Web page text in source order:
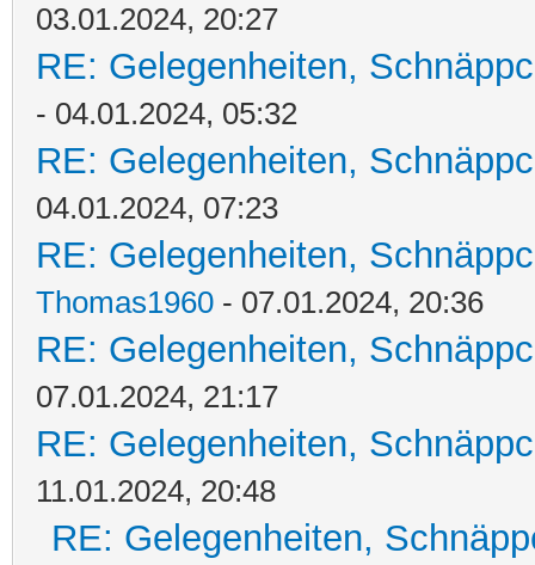
03.01.2024, 20:27
RE: Gelegenheiten,
- 04.01.2024, 05:32
RE: Gelegenheiten,
04.01.2024, 07:23
RE: Gelegenheiten,
Thomas1960 - 07.01.2024, 20:36
RE: Gelegenheiten,
07.01.2024, 21:17
RE: Gelegenheiten,
11.01.2024, 20:48
RE: Gelegenheiten,